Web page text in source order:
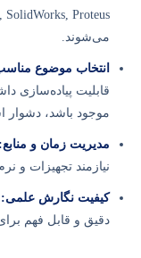
می‌شوند.
انتخاب موضوع
قابلیت پیاده‌سازی
موجود باشد، دشوار
مدیریت زمان و منابع:
نیازمند تجهیزات و
کیفیت نگارش علمی:
دقیق و قابل فهم